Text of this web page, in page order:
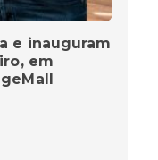
e inauguram
em